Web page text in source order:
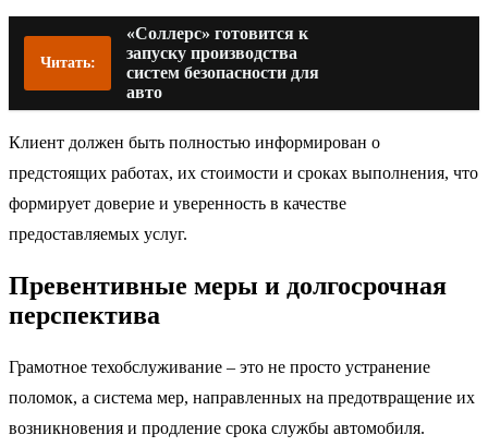
Читать:
«Соллерс» готовится к
запуску производства
систем безопасности для
авто
Клиент должен быть полностью информирован о
предстоящих работах, их стоимости и сроках выполнения, что
формирует доверие и уверенность в качестве
предоставляемых услуг.
Превентивные меры и долгосрочная
перспектива
Грамотное техобслуживание – это не просто устранение
поломок, а система мер, направленных на предотвращение их
возникновения и продление срока службы автомобиля.